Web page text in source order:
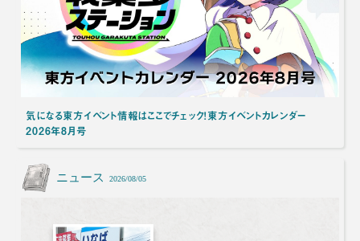
気になる東方イベント情報はここでチェック！東方イベントカレンダー
2026年8月号
ニュース 2026/08/05